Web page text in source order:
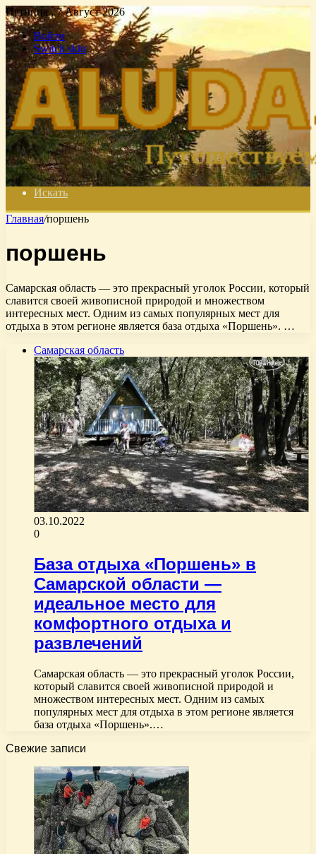
Пятница , 7 Август 2026
Войти
Switch skin
Искать
Главная/поршень
поршень
Самарская область — это прекрасный уголок России, который
славится своей живописной природой и множеством
интересных мест. Одним из самых популярных мест для
отдыха в этом регионе является база отдыха «Поршень». …
Самарская область
03.10.2022
0
База отдыха «Поршень» в
Самарской области —
идеальное место для
комфортного отдыха и
развлечений
Самарская область — это прекрасный уголок России,
который славится своей живописной природой и
множеством интересных мест. Одним из самых
популярных мест для отдыха в этом регионе является
база отдыха «Поршень».…
Свежие записи